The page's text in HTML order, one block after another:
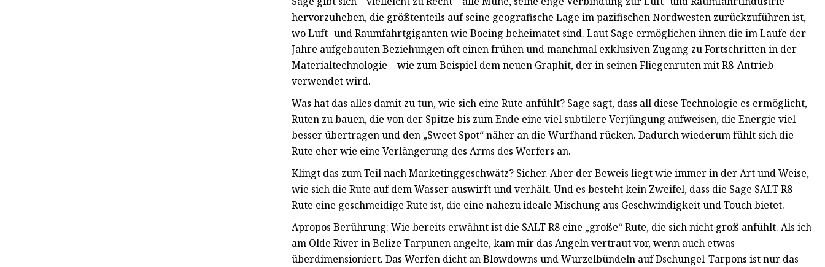
hervorzuheben, die größtenteils auf seine geografische Lage im pazifischen Nordwesten zurückzuführen ist,
wo Luft- und Raumfahrtgiganten wie Boeing beheimatet sind. Laut Sage ermöglichen ihnen die im Laufe der
Jahre aufgebauten Beziehungen oft einen frühen und manchmal exklusiven Zugang zu Fortschritten in der
Materialtechnologie – wie zum Beispiel dem neuen Graphit, der in seinen Fliegenruten mit R8-Antrieb
verwendet wird.
Was hat das alles damit zu tun, wie sich eine Rute anfühlt? Sage sagt, dass all diese Technologie es ermöglicht,
Ruten zu bauen, die von der Spitze bis zum Ende eine viel subtilere Verjüngung aufweisen, die Energie viel
besser übertragen und den „Sweet Spot“ näher an die Wurfhand rücken. Dadurch wiederum fühlt sich die
Rute eher wie eine Verlängerung des Arms des Werfers an.
Klingt das zum Teil nach Marketinggeschwätz? Sicher. Aber der Beweis liegt wie immer in der Art und Weise,
wie sich die Rute auf dem Wasser auswirft und verhält. Und es besteht kein Zweifel, dass die Sage SALT R8-
Rute eine geschmeidige Rute ist, die eine nahezu ideale Mischung aus Geschwindigkeit und Touch bietet.
Apropos Berührung: Wie bereits erwähnt ist die SALT R8 eine „große“ Rute, die sich nicht groß anfühlt. Als ich
am Olde River in Belize Tarpunen angelte, kam mir das Angeln vertraut vor, wenn auch etwas
überdimensioniert. Das Werfen dicht an Blowdowns und Wurzelbündeln auf Dschungel-Tarpons ist nur das